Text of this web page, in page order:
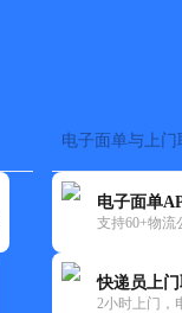
电子面单与上门
电子面单
支持60+物流
快递员上
2小时上门，
快递时效